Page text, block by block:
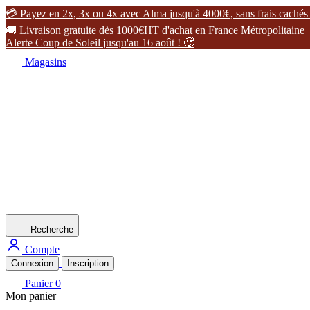
yez en 2x, 3x ou 4x avec Alma jusqu'à 4000€, sans frais cachés
 Livraison gratuite dès 1000€HT d'achat en France Métropolitaine
Alerte Coup de Soleil jusqu'au 16 août ! 
Magasins
Recherche
Compte
Connexion Inscription
Panier 0
Mon panier